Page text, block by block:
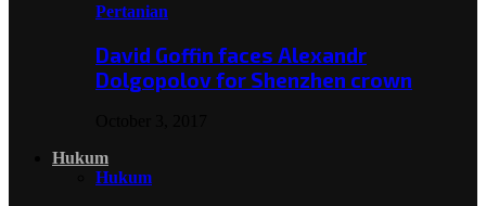
Pertanian
David Goffin faces Alexandr
Dolgopolov for Shenzhen crown
Hukum
Hukum